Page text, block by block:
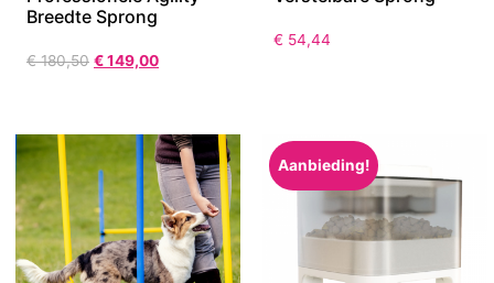
Breedte Sprong
€180,50 €149,00
€ 54,44
Aanbieding!